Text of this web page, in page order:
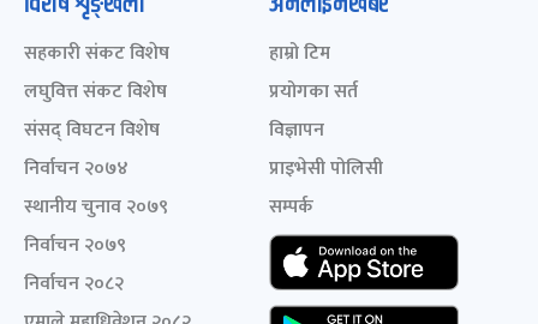
सहकारी संकट विशेष
लघुवित्त संकट विशेष
संसद् विघटन विशेष
निर्वाचन २०७४
स्थानीय चुनाव २०७९
निर्वाचन २०७९
निर्वाचन २०८२
हाम्रो टिम
प्रयोगका सर्त
विज्ञापन
प्राइभेसी पोलिसी
सम्पर्क